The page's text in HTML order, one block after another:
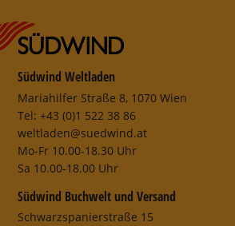
Südwind Weltladen
Mariahilfer Straße 8, 1070 Wien
Tel: +43 (0)1 522 38 86
weltladen@suedwind.at
Mo-Fr 10.00-18.30 Uhr
Sa 10.00-18.00 Uhr
Südwind Buchwelt und Versand
Schwarzspanierstraße 15